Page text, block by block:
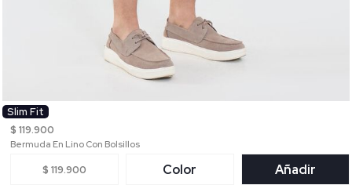
Slim Fit
$ 119.900
Bermuda En Lino Con Bolsillos
$ 119.900 Color Añadir